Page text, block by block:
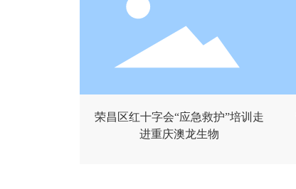
荣昌区红十字会“应急救护”培训走
进重庆澳龙生物